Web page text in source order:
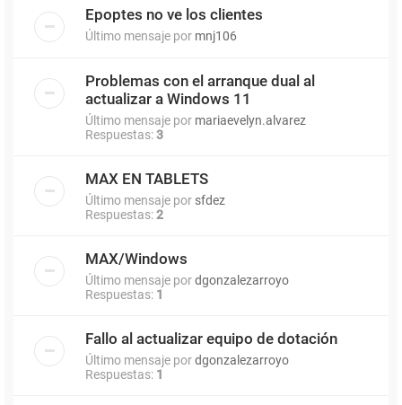
Epoptes no ve los clientes
Último mensaje por mnj106
Problemas con el arranque dual al
actualizar a Windows 11
Último mensaje por mariaevelyn.alvarez
Respuestas:3
MAX EN TABLETS
Último mensaje por sfdez
Respuestas:2
MAX/Windows
Último mensaje pordgonzalezarroyo
Respuestas: 1
Fallo al actualizar equipo de dotación
Último mensaje pordgonzalezarroyo
Respuestas: 1